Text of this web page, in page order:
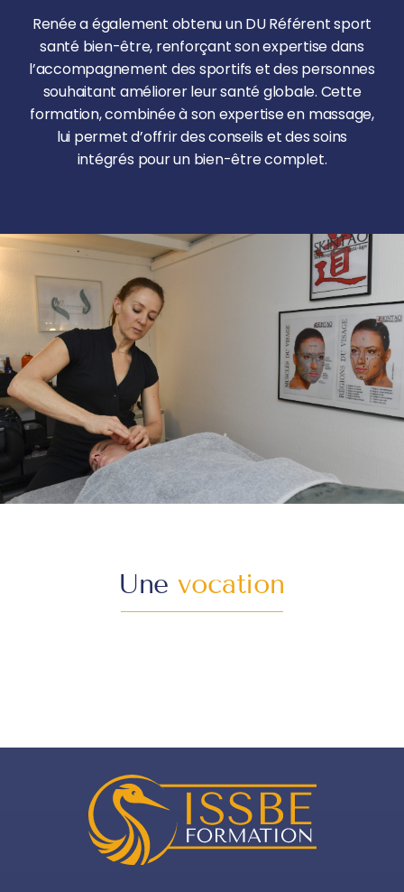
Renée a également obtenu un DU Référent sport
santé bien-être, renforçant son expertise dans
l’accompagnement des sportifs et des personnes
souhaitant améliorer leur santé globale. Cette
formation, combinée à son expertise en massage,
lui permet d’offrir des conseils et des soins
intégrés pour un bien-être complet.
Unevocation